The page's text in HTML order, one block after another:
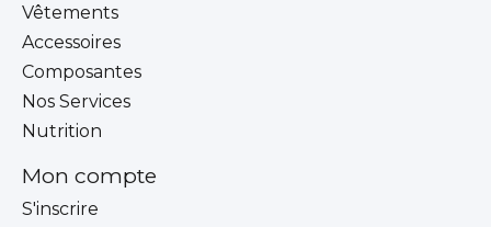
Vêtements
Accessoires
Composantes
Nos Services
Nutrition
Mon compte
S'inscrire